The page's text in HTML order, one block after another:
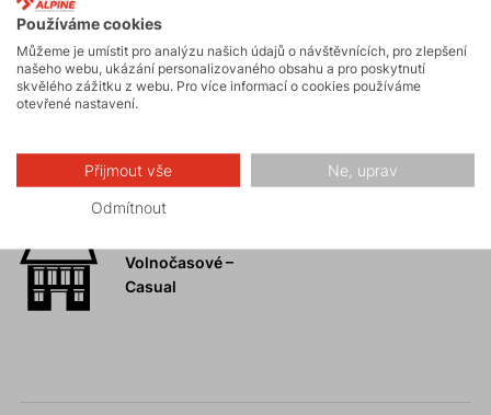
Aktivity
Volnočasové –
Casual
Používáme cookies
Můžeme je umístit pro analýzu našich údajů o návštěvnících, pro zlepšení
našeho webu, ukázání personalizovaného obsahu a pro poskytnutí
skvělého zážitku z webu. Pro více informací o cookies používáme
otevřené nastavení.
Přijmout vše Ne, uprav
Odmítnout